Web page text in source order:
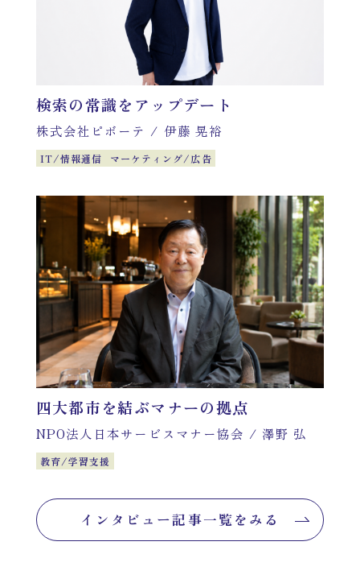
検索の常識をアップデート
株式会社ピボーテ / 伊藤 晃裕
IT/情報通信 マーケティング/広告
四大都市を結ぶマナーの拠点
NPO法人日本サービスマナー協会 / 澤野 弘
教育/学習支援
インタビュー記事一覧をみる